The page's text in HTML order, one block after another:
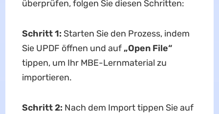
überprüfen, folgen Sie diesen Schritten:
Schritt 1: Starten Sie den Prozess, indem
Sie UPDF öffnen und auf „Open File“
tippen, um Ihr MBE-Lernmaterial zu
importieren.
Schritt 2: Nach dem Import tippen Sie auf